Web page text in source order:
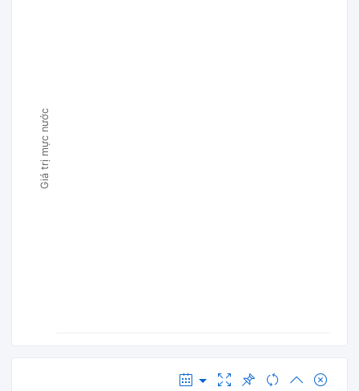
Giá trị mực nước